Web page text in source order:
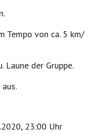
Tempo von ca. 5 km/
Laune der Gruppe.
23:00 Uhr